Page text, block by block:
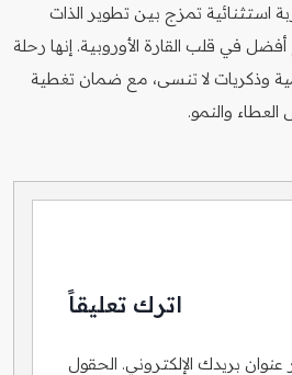
استثنائية تمزج بين تطوير الذات
في قلب القارة الأوروبية. إنها رحلة
وذكريات لا تنسى، مع ضمان تغطية
والنمو.
اترك تعليقاً
بريدك الإلكتروني. الحقول